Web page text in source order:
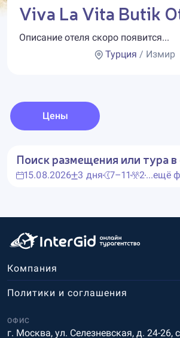
Viva La Vita Butik
Описание отеля скоро появится...
Турция / Измир
Цены
Поиск размещения или тура в
15.08.2026 3 дня 7–11 2...ещё
Компания
ОФИС
г. Москва, ул. Селезневская, д. 24-26,
Политики и соглашения